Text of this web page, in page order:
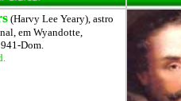
(Harvy Lee Yeary), astro
em Wyandotte,
Dom.